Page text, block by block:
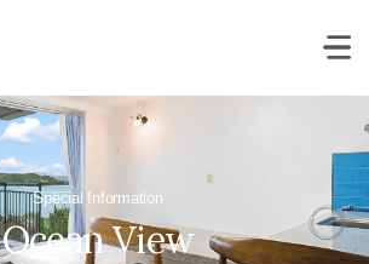
Special Information
Ocean View